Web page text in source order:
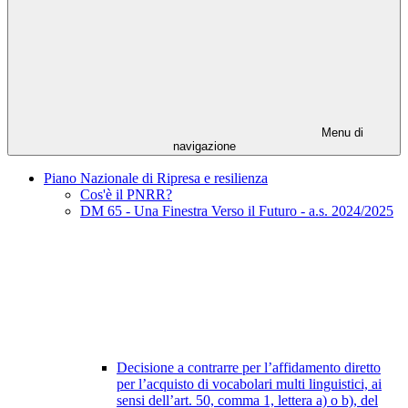
Menu di
navigazione
Piano Nazionale di Ripresa e resilienza
Cos'è il PNRR?
DM 65 - Una Finestra Verso il Futuro - a.s. 2024/2025
Decisione a contrarre per l’affidamento diretto
per l’acquisto di vocabolari multi linguistici, ai
sensi dell’art. 50, comma 1, lettera a) o b), del